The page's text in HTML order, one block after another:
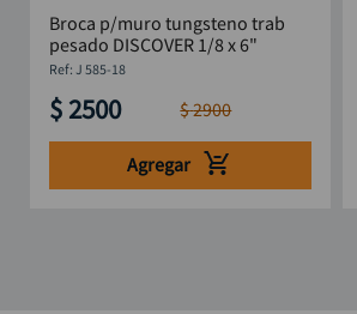
Broca p/muro tungsteno trab
pesado DISCOVER 1/8 x 6"
: J 585-18
$ 2500 $2900
Agregar